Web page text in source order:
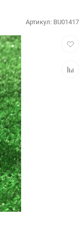
Артикул: BU01417